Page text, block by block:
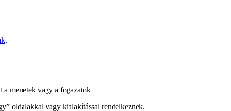
.
a menetek vagy a fogazatok.
oldalakkal vagy kialakítással rendelkeznek.